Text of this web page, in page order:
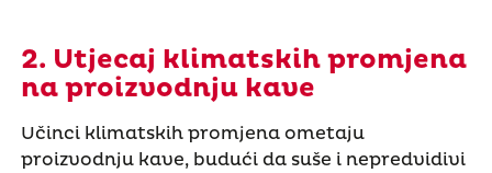
2. Utjecaj klimatskih promjena
na proizvodnju kave
Učinci klimatskih promjena ometaju
proizvodnju kave, budući da suše i nepredvidivi